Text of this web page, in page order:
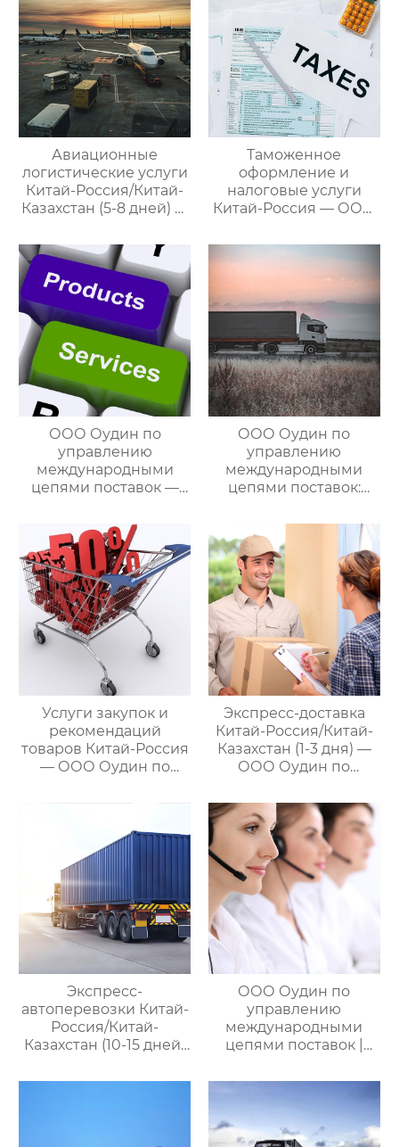
комплексное
решение ваших
трансграничных задач
Авиационные
логистические услуги
Китай-Россия/Китай-
Казахстан (5-8 дней) —
управлению
международными
цепями поставок
Таможенное
оформление и
налоговые услуги
Китай-Россия — ООО
международными
цепями поставок
ООО Оудин по
управлению
международными
цепями поставок —
мире китайско-
российских закупок
ООО Оудин по
управлению
международными
цепями поставок:
трансграничной
логистики Китай-
Россия/Китай-
Казахстан,
предлагающий
множество
эффективных
способов доставки
для удовлетворения
различных
потребностей
клиентов
Услуги закупок и
рекомендаций
товаров Китай-Россия
— ООО Оудин по
международными
Экспресс-доставка
Китай-Россия/Китай-
Казахстан (1-3 дня) —
ООО Оудин по
международными
цепями поставок
Экспресс-
автоперевозки Китай-
Россия/Китай-
Казахстан (10-15 дней)
управлению
ООО Оудин по
управлению
международными
цепями поставок |
услуги для полного
посреднических
закупок Китай-Россия